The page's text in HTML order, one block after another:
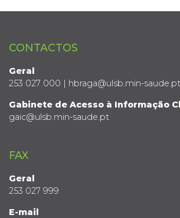
CONTACTOS
Geral
253 027 000 | hbraga@ulsb.min-saude.pt
Gabinete de Acesso à Informação
gaic@ulsb.min-saude.pt
FAX
Geral
253 027 999
E-mail